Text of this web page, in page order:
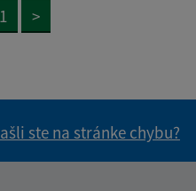
>
ste na stránke chybu?